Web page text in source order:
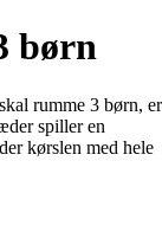
børn
rumme 3 børn, er
spiller en
kørslen med hele